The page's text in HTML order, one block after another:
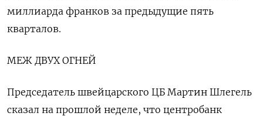
миллиарда франков за предыдущие пять
кварталов.
МЕЖ ДВУХ ОГНЕЙ
Председатель швейцарского ЦБ Мартин Шлегель
сказал на прошлой неделе, что центробанк